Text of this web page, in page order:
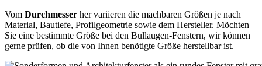
Vom Durchmesser her variieren die machbaren Größen je nach
Material, Bautiefe, Profilgeometrie sowie dem Hersteller. Möchten
Sie eine bestimmte Größe bei den Bullaugen-Fenstern, wir können
gerne prüfen, ob die von Ihnen benötigte Größe herstellbar ist.